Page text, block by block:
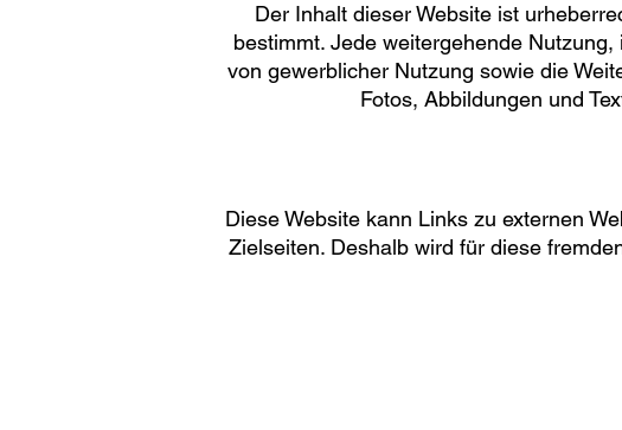
Der Inhalt dieser Website ist
bestimmt. Jede weitergehende
von gewerblicher Nutzung sowie die
Fotos, Abbildungen und
Diese Website kann Links zu externen
Zielseiten. Deshalb wird für diese